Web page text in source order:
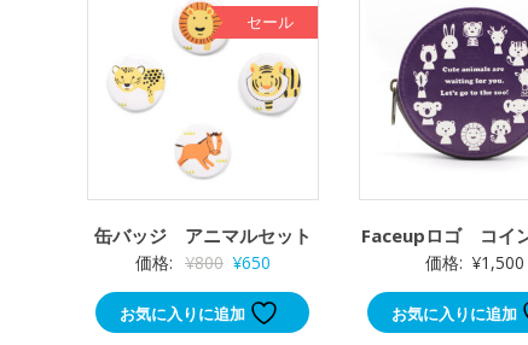
セール
缶バッジ アニマルセット
価格: ¥800 元
の
価
¥650現
在
の
お気に入りに追加
Faceupロゴ コイ
価格: ¥1,500
お気に入りに追加